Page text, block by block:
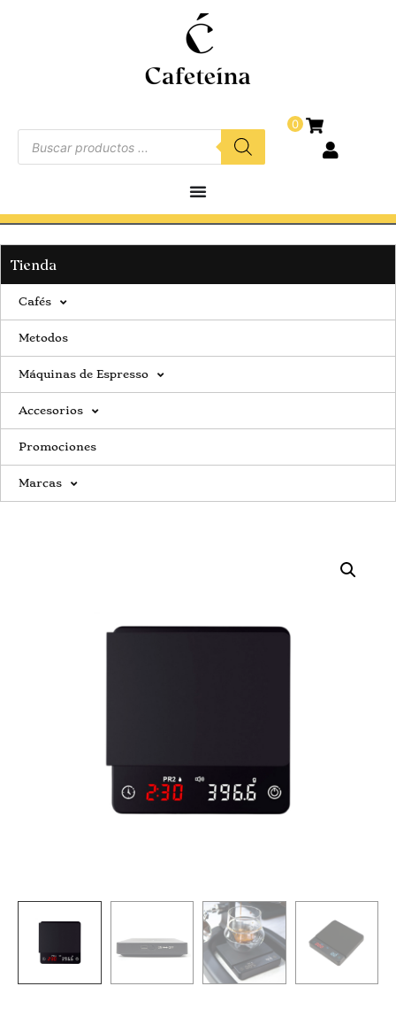
0
Tienda
Cafés
Metodos
Máquinas de Espresso
Accesorios
Promociones
Marcas